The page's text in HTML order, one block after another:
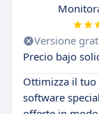
Versione
Precio bajo
Ottimizza il
software